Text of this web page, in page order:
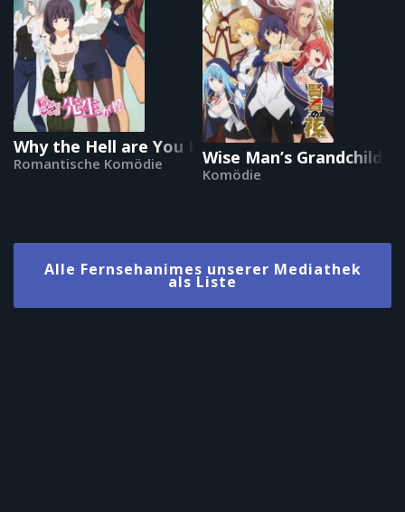
Why the Hell are You Here, Teacher!?
Romantische Komödie Wise Man’s Grandchild
Komödie
Alle Fernsehanimes unserer Mediathek
als Liste